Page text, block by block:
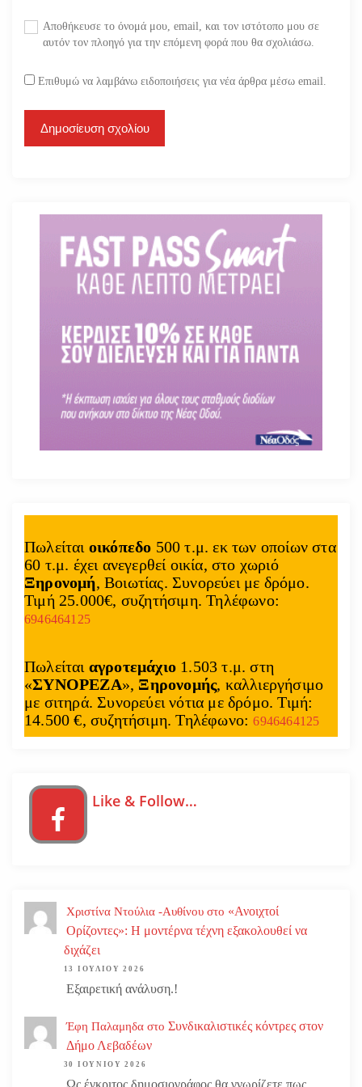
Αποθήκευσε το όνομά μου, email, και τον ιστότοπο μου σε
αυτόν τον πλοηγό για την επόμενη φορά που θα σχολιάσω.
Επιθυμώ να λαμβάνω ειδοποιήσεις για νέα άρθρα μέσω email.
Πωλείται οικόπεδο 500 τ.μ. εκ των οποίων στα
60 τ.μ. έχει ανεγερθεί οικία, στο χωριό
Ξηρονομή, Βοιωτίας. Συνορεύει με δρόμο.
Τιμή 25.000€, συζητήσιμη. Τηλέφωνο:
6946464125
Πωλείται αγροτεμάχιο 1.503 τ.μ. στη
«ΣΥΝΟΡΕΖΑ», Ξηρονομής, καλλιεργήσιμο
με σιτηρά. Συνορεύει νότια με δρόμο. Τιμή:
14.500 €, συζητήσιμη. Τηλέφωνο:6946464125
Like & Follow…
Χριστίνα Ντούλια -Αυθίνου στο «Ανοιχτοί
Ορίζοντες»: Η μοντέρνα τέχνη εξακολουθεί να
διχάζει
13 ΙΟΥΛΊΟΥ 2026
Εξαιρετική ανάλυση.!
Έφη Παλαμηδα στο Συνδικαλιστικές κόντρες στον
Δήμο Λεβαδέων
30 ΙΟΥΝΊΟΥ 2026